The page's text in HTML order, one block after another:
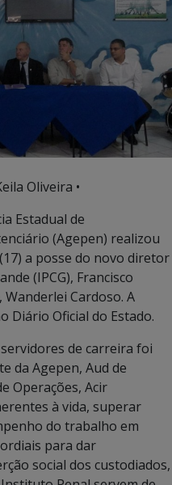
Oliveira •
Estadual de
(Agepen) realizou
a posse do novo diretor
(IPCG), Francisco
Cardoso. A
Diário Oficial do Estado.
de carreira foi
da Agepen, Aud de
Operações, Acir
à vida, superar
do trabalho em
para dar
social dos custodiados,